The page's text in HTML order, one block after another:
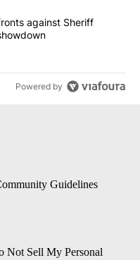
on both fronts against
against Sheriff
Powered by
Guidelines
Not Sell My Personal